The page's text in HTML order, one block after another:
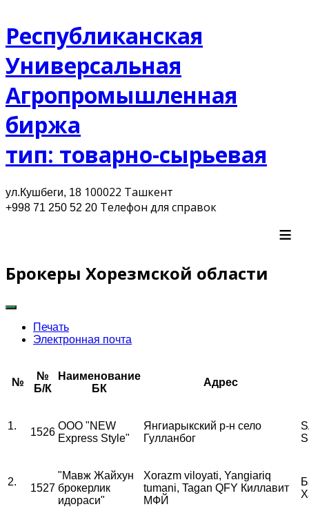
Республиканская
Универсальная
Агропромышленная
биржа
тип: товарно-сырьевая
ул.Кушбеги, 18 100022 Ташкент
+998 71 250 52 20 Телефон для cправок
≡
Брокеры Хорезмской области
Печать
Электронная почта
№
№
Б/К
Наименование
БК
Адрес
1.
1526
OOO "NEW
Express Style"
Янгиарыкский р-н село
Гулланбог
2.
1527
"Мавж Жайхун
брокерлик
идораси"
Xorazm viloyati, Yangiariq
tumani, Tagan QFY Киллавит
МФЙ